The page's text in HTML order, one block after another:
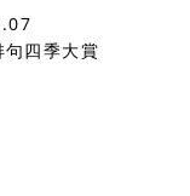
四季大賞